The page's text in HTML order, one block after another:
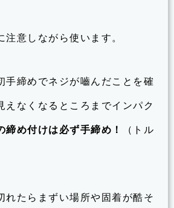
注意しながら使います。
手締めでネジが嚙んだことを確
えなくなるところまでインパク
締め付けは必ず手締め！ （トル
れたらまずい場所や固着が酷そ